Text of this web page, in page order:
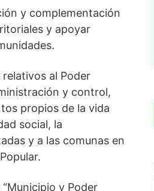
y complementación
y apoyar
al Poder
y control,
propios de la vida
social, la
y a las comunas en
y Poder